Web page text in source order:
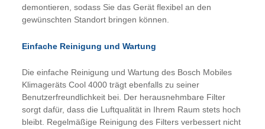
demontieren, sodass Sie das Gerät flexibel an den
gewünschten Standort bringen können.
Einfache Reinigung und Wartung
Die einfache Reinigung und Wartung des Bosch Mobiles
Klimageräts Cool 4000 trägt ebenfalls zu seiner
Benutzerfreundlichkeit bei. Der herausnehmbare Filter
sorgt dafür, dass die Luftqualität in Ihrem Raum stets hoch
bleibt. Regelmäßige Reinigung des Filters verbessert nicht